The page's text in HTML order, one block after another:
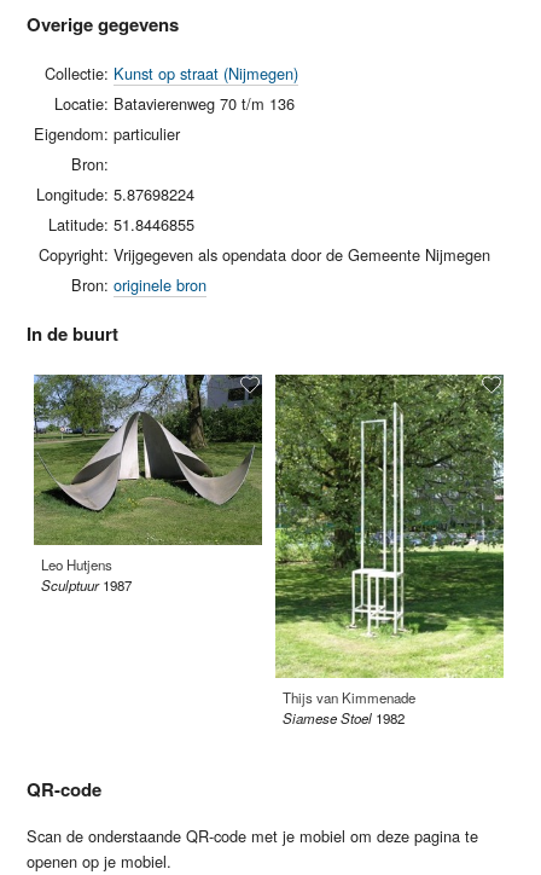
Overige gegevens
Collectie: Kunst op straat (Nijmegen)
Locatie: Batavierenweg 70 t/m 136
Eigendom: particulier
Bron:
Longitude: 5.87698224
Latitude: 51.8446855
Copyright: Vrijgegeven als opendata door de Gemeente Nijmegen
Bron: originele bron
In de buurt
Leo Hutjens
Sculptuur 1987
Thijs van Kimmenade
Siamese Stoel 1982
QR-code
Scan de onderstaande QR-code met je mobiel om deze pagina te
openen op je mobiel.